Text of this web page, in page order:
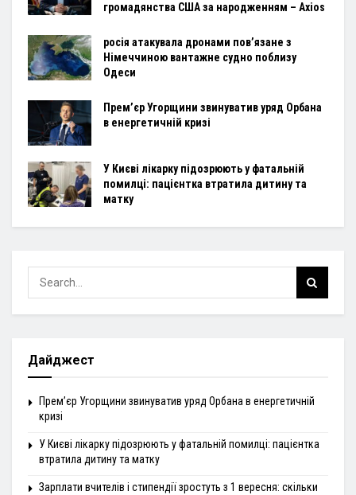
громадянства США за народженням – Axios
росія атакувала дронами пов’язане з
Німеччиною вантажне судно поблизу
Одеси
Прем’єр Угорщини звинуватив уряд Орбана
в енергетичній кризі
У Києві лікарку підозрюють у фатальній
помилці: пацієнтка втратила дитину та
матку
Дайджест
Прем’єр Угорщини звинуватив уряд Орбана в енергетичній
кризі
У Києві лікарку підозрюють у фатальній помилці: пацієнтка
втратила дитину та матку
Зарплати вчителів і стипендії зростуть з 1 вересня: скільки